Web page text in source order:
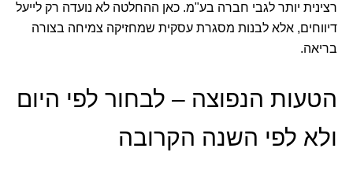
רצינית יותר לגבי חברה בע"מ. כאן ההחלטה לא נועדה רק לייעל
דיווחים, אלא לבנות מסגרת עסקית שמחזיקה צמיחה בצורה
בריאה.
הטעות הנפוצה – לבחור לפי היום
ולא לפי השנה הקרובה